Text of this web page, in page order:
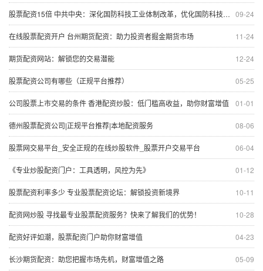
09-24
股票配资15倍 中共中央：深化国防科技工业体制改革，优化国防科技工业布局
11-24
在线股票配资开户 台州期货配资：助力投资者掘金期货市场
12-24
期货配资网站：解锁您的交易潜能
05-25
股票配资公司有哪些（正规平台推荐）
01-01
公司股票上市交易的条件 香港配资炒股：低门槛高收益，助你财富增值
08-06
德州股票配资公司|正规平台推荐|本地配资服务
06-04
股票网交易平台_安全正规的在线炒股软件_股票开户交易平台
01-12
《专业炒股配资门户：工具透明，风控为先》
10-11
股票配资利率多少 专业股票配资论坛：解锁投资新境界
10-28
配资网炒股 寻找最专业股票配资服务？快来了解我们的优势！
04-23
配资好评如潮，股票配资门户助你财富增值
05-09
长沙期货配资：助您把握市场先机，财富增值之路